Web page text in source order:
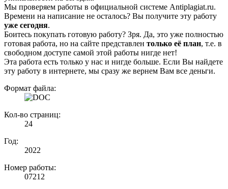
Мы проверяем работы в официальной системе Аntiplagiat.ru.
Времени на написание не осталось? Вы получите эту работу
уже сегодня.
Боитесь покупать готовую работу? Зря. Да, это уже полностью
готовая работа, но на сайте представлен только её план, т.е. в
свободном доступе самой этой работы нигде нет!
Эта работа есть только у нас и нигде больше. Если Вы найдете
эту работу в интернете, мы сразу же вернем Вам все деньги.
Формат файла:
Кол-во страниц:
24
Год:
2022
Номер работы:
07212